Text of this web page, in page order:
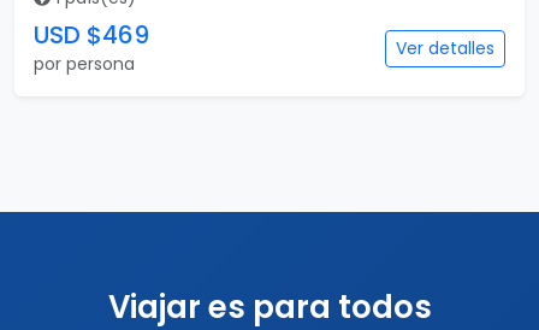
USD $469
por persona
Ver detalles
Viajar es para todos